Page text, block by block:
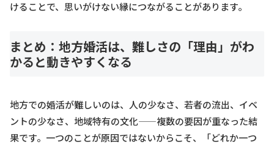
けることで、思いがけない縁につながることがあります。
まとめ：地方婚活は、難しさの「理由」がわ
かると動きやすくなる
地方での婚活が難しいのは、人の少なさ、若者の流出、イベ
ントの少なさ、地域特有の文化——複数の要因が重なった結
果です。一つのことが原因ではないからこそ、「どれか一つ